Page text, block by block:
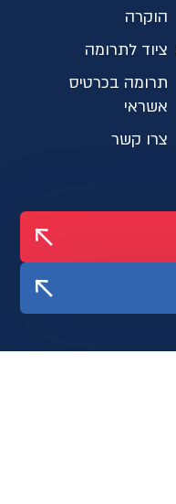
הוקרה
ציוד לתרומה
תרומה בכרטיס
אשראי
צרו קשר
עקבו אחרינו